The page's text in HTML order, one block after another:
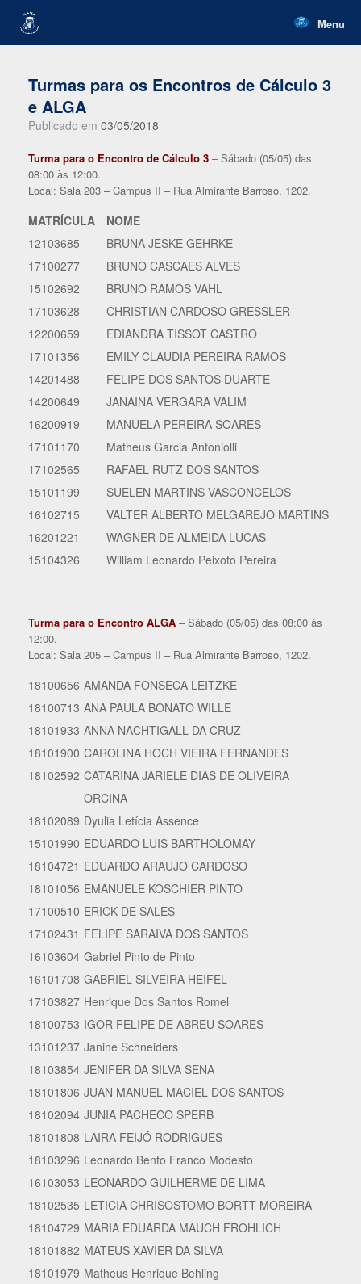
content
Menu
Turmas para os Encontros de Cálculo 3
e ALGA
Publicado em 03/05/2018
Turma para o Encontro de Cálculo 3 – Sábado (05/05) das
08:00 às 12:00.
Local: Sala 203 – Campus II – Rua Almirante Barroso, 1202.
MATRÍCULA
NOME
12103685
BRUNA JESKE GEHRKE
17100277
BRUNO CASCAES ALVES
15102692
BRUNO RAMOS VAHL
17103628
CHRISTIAN CARDOSO GRESSLER
12200659
EDIANDRA TISSOT CASTRO
17101356
EMILY CLAUDIA PEREIRA RAMOS
14201488
FELIPE DOS SANTOS DUARTE
14200649
JANAINA VERGARA VALIM
16200919
MANUELA PEREIRA SOARES
17101170
Matheus Garcia Antoniolli
17102565
RAFAEL RUTZ DOS SANTOS
15101199
SUELEN MARTINS VASCONCELOS
16102715
VALTER ALBERTO MELGAREJO MARTINS
16201221
WAGNER DE ALMEIDA LUCAS
15104326
William Leonardo Peixoto Pereira
Turma para o Encontro ALGA – Sábado (05/05) das 08:00 às
12:00.
Local: Sala 205 – Campus II – Rua Almirante Barroso, 1202.
18100656 AMANDA FONSECA LEITZKE
18100713 ANA PAULA BONATO WILLE
18101933 ANNA NACHTIGALL DA CRUZ
18101900 CAROLINA HOCH VIEIRA FERNANDES
18102592 CATARINA JARIELE DIAS DE OLIVEIRA
ORCINA
18102089 Dyulia Letícia Assence
15101990 EDUARDO LUIS BARTHOLOMAY
18104721 EDUARDO ARAUJO CARDOSO
18101056 EMANUELE KOSCHIER PINTO
17100510 ERICK DE SALES
17102431 FELIPE SARAIVA DOS SANTOS
16103604 Gabriel Pinto de Pinto
16101708 GABRIEL SILVEIRA HEIFEL
17103827 Henrique Dos Santos Romel
18100753 IGOR FELIPE DE ABREU SOARES
13101237 Janine Schneiders
18103854 JENIFER DA SILVA SENA
18101806 JUAN MANUEL MACIEL DOS SANTOS
18102094 JUNIA PACHECO SPERB
18101808 LAIRA FEIJÓ RODRIGUES
18103296 Leonardo Bento Franco Modesto
16103053 LEONARDO GUILHERME DE LIMA
18102535 LETICIA CHRISOSTOMO BORTT MOREIRA
18104729 MARIA EDUARDA MAUCH FROHLICH
18101882 MATEUS XAVIER DA SILVA
18101979 Matheus Henrique Behling